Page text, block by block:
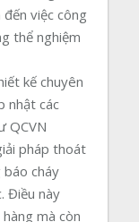
đến việc công
thể nghiệm
kế chuyên
nhật các
QCVN
pháp thoát
báo cháy
Điều này
mà còn